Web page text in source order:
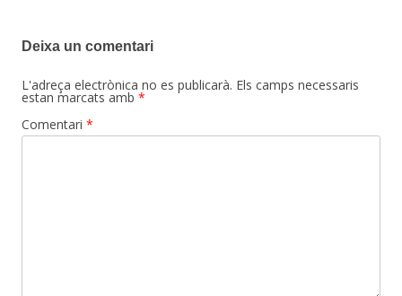
Deixa un comentari
L'adreça electrònica no es publicarà. Els camps necessaris
estan marcats amb *
Comentari *